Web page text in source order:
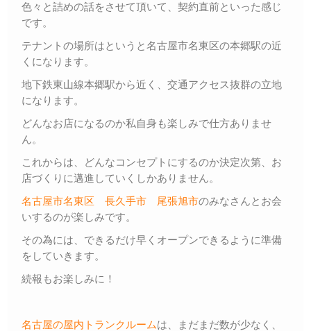
色々と詰めの話をさせて頂いて、契約直前といった感じ
です。
テナントの場所はというと名古屋市名東区の本郷駅の近
くになります。
地下鉄東山線本郷駅から近く、交通アクセス抜群の立地
になります。
どんなお店になるのか私自身も楽しみで仕方ありませ
ん。
これからは、どんなコンセプトにするのか決定次第、お
店づくりに邁進していくしかありません。
名古屋市名東区
長久手市 尾張旭市のみなさんとお会
いするのが楽しみです。
その為には、できるだけ早くオープンできるように準備
をしていきます。
続報もお楽しみに！
名古屋の屋内トランクルームは、まだまだ数が少なく、